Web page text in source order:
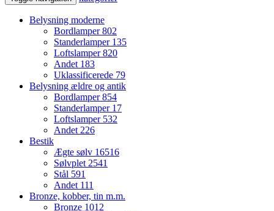
Belysning moderne
Bordlamper802
Standerlamper 135
Loftslamper820
Andet 183
Uklassificerede 79
Belysning ældre og antik
Bordlamper854
Standerlamper 17
Loftslamper 532
Andet226
Bestik
Ægte sølv 16516
Sølvplet2541
Stål 591
Andet 111
Bronze, kobber, tin m.m.
Bronze 1012